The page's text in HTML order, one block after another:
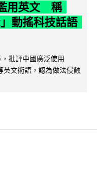
用英文 稱
動搖科技話語
批評中國廣泛使用
英文術語，認為做法侵蝕